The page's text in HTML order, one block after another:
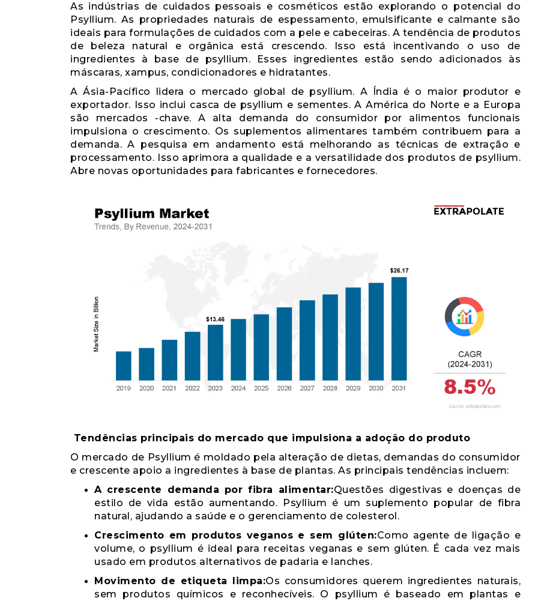
As indústrias de cuidados pessoais e cosméticos estão explorando o potencial do
Psyllium. As propriedades naturais de espessamento, emulsificante e calmante são
ideais para formulações de cuidados com a pele e cabeceiras. A tendência de produtos
de beleza natural e orgânica está crescendo. Isso está incentivando o uso de
ingredientes à base de psyllium. Esses ingredientes estão sendo adicionados às
máscaras, xampus, condicionadores e hidratantes.
A Ásia-Pacífico lidera o mercado global de psyllium. A Índia é o maior produtor e
exportador. Isso inclui casca de psyllium e sementes. A América do Norte e a Europa
são mercados -chave. A alta demanda do consumidor por alimentos funcionais
impulsiona o crescimento. Os suplementos alimentares também contribuem para a
demanda. A pesquisa em andamento está melhorando as técnicas de extração e
processamento. Isso aprimora a qualidade e a versatilidade dos produtos de psyllium.
Abre novas oportunidades para fabricantes e fornecedores.
Tendências principais do mercado que impulsiona a adoção do produto
O mercado de Psyllium é moldado pela alteração de dietas, demandas do consumidor
e crescente apoio a ingredientes à base de plantas. As principais tendências incluem:
A crescente demanda por fibra alimentar:Questões digestivas e doenças de
estilo de vida estão aumentando. Psyllium é um suplemento popular de fibra
natural, ajudando a saúde e o gerenciamento de colesterol.
Crescimento em produtos veganos e sem glúten:Como agente de ligação e
volume, o psyllium é ideal para receitas veganas e sem glúten. É cada vez mais
usado em produtos alternativos de padaria e lanches.
Movimento de etiqueta limpa:Os consumidores querem ingredientes naturais,
sem produtos químicos e reconhecíveis. O psyllium é baseado em plantas e